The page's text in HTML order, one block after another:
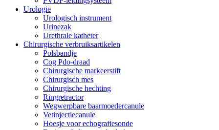
Urologie
Urologisch instrument
Urinezak
Urethrale katheter
Chirurgische verbruiksartikelen
Polsbandje
Cog Pdo-draad
Chirurgische markeerstift
Chirurgisch mes
Chirurgische hechting
Ringretractor
Wegwerpbare baarmoedercanule
Vetinjectiecanule
Hoesje voor echografiesonde